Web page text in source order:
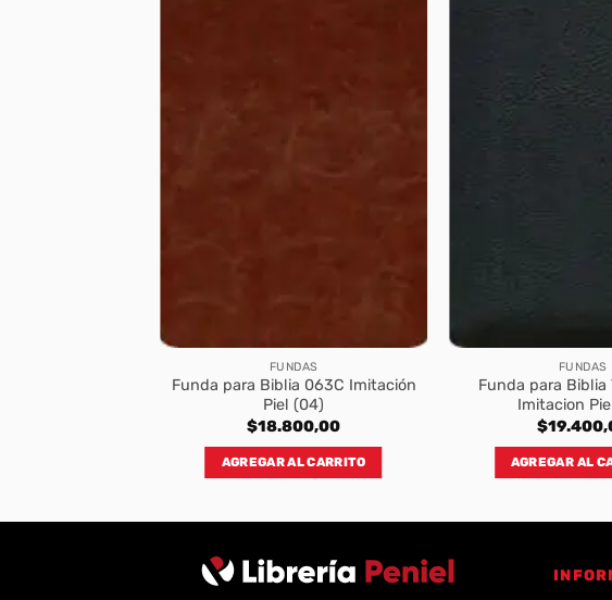
FUNDAS
Funda para Biblia 063C Imitación
Piel (04)
$18.800,00
AGREGAR AL CARRITO
FUNDAS
Funda para Biblia
Imitacion
$
AGREGAR AL